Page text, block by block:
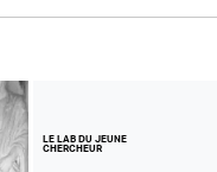
LE LAB DU JEUNE
CHERCHEUR